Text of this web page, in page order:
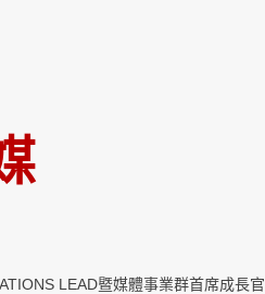
LEAD暨媒體事業群首席成長官